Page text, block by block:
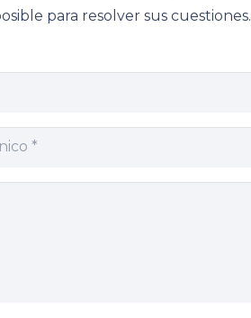
para resolver sus cuestiones.